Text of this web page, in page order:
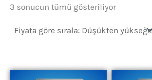
3 sonucun tümü gösteriliyorFiyata
düşükten